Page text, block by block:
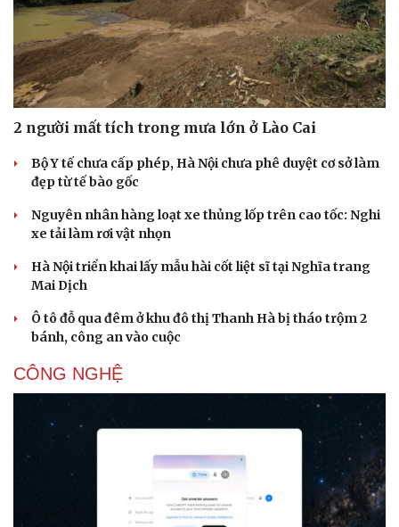
2 người mất tích trong mưa lớn ở Lào Cai
Bộ Y tế chưa cấp phép, Hà Nội chưa phê duyệt cơ sở làm
đẹp từ tế bào gốc
Nguyên nhân hàng loạt xe thủng lốp trên cao tốc: Nghi
xe tải làm rơi vật nhọn
Hà Nội triển khai lấy mẫu hài cốt liệt sĩ tại Nghĩa trang
Mai Dịch
Ô tô đỗ qua đêm ở khu đô thị Thanh Hà bị tháo trộm 2
bánh, công an vào cuộc
CÔNG NGHỆ